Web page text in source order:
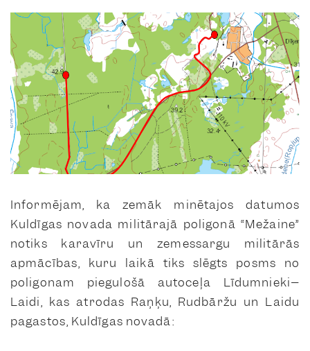
Informējam, ka zemāk minētajos datumos
Kuldīgas novada militārajā poligonā “Mežaine”
notiks karavīru un zemessargu militārās
apmācības, kuru laikā tiks slēgts posms no
poligonam piegulošā autoceļa Līdumnieki–
Laidi, kas atrodas Raņķu, Rudbāržu un Laidu
pagastos, Kuldīgas novadā: